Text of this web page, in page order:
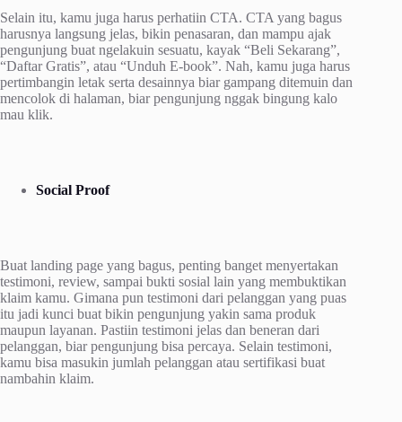
Selain itu, kamu juga harus perhatiin CTA. CTA yang bagus
harusnya langsung jelas, bikin penasaran, dan mampu ajak
pengunjung buat ngelakuin sesuatu, kayak “Beli Sekarang”,
“Daftar Gratis”, atau “Unduh E-book”. Nah, kamu juga harus
pertimbangin letak serta desainnya biar gampang ditemuin dan
mencolok di halaman, biar pengunjung nggak bingung kalo
mau klik.
Social Proof
Buat landing page yang bagus, penting banget menyertakan
testimoni, review, sampai bukti sosial lain yang membuktikan
klaim kamu. Gimana pun testimoni dari pelanggan yang puas
itu jadi kunci buat bikin pengunjung yakin sama produk
maupun layanan. Pastiin testimoni jelas dan beneran dari
pelanggan, biar pengunjung bisa percaya. Selain testimoni,
kamu bisa masukin jumlah pelanggan atau sertifikasi buat
nambahin klaim.